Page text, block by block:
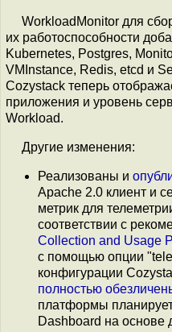
WorkloadMonitor для
их работоспособности
Kubernetes, Postgres,
VMInstance, Redis, etcd и
Cozystack теперь
приложения и уровень
Workload.
Другие изменения:
Реализованы и
Apache 2.0 клиент и
метрик для
соответствии с
Collection and Usage
с помощью опции
конфигурации
полностью
платформы
Dashboard на основе